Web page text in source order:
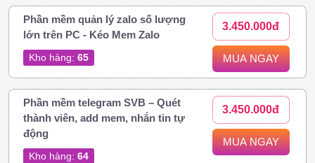
Phần mềm quản lý zalo số lượng
lớn trên PC - Kéo Mem Zalo
Kho hàng: 65
3.450.000đ
MUA NGAY
Phần mềm telegram SVB – Quét
thành viên, add mem, nhắn tin tự
động
Kho hàng: 64
3.450.000đ
MUA NGAY